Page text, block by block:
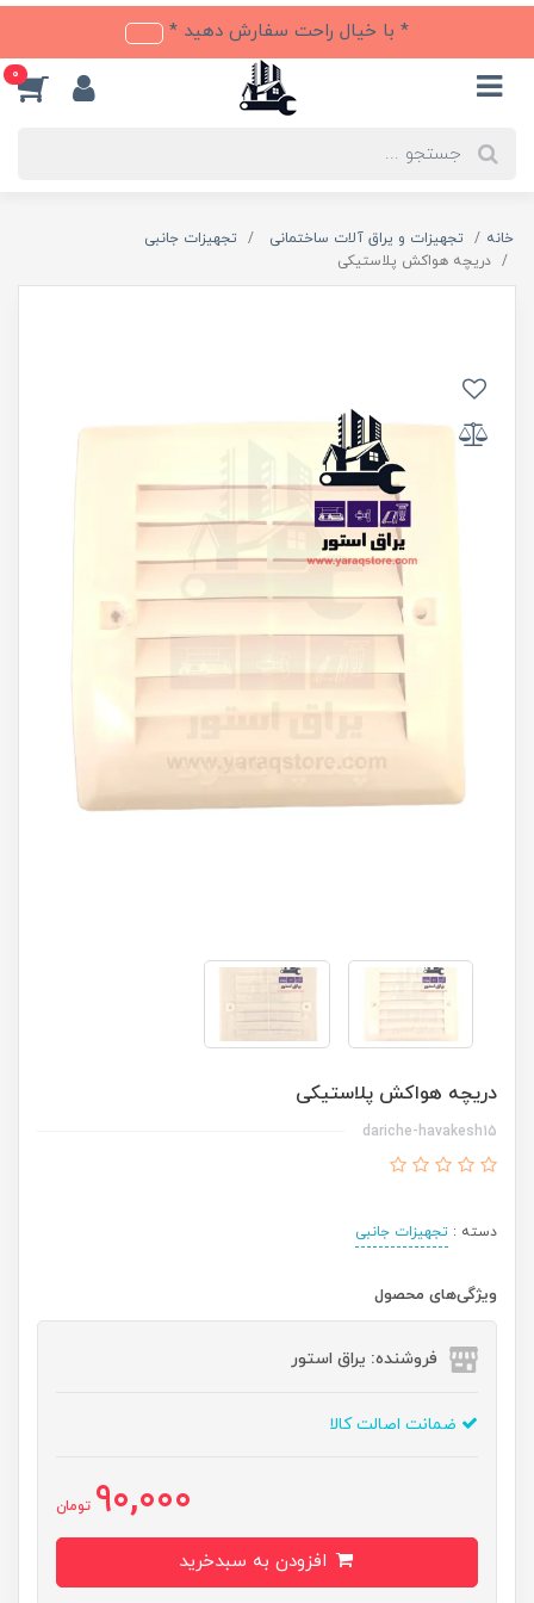
* با خیال راحت سفارش دهید *
0
خانه تجهیزات و یراق آلات ساختمانی
تجهیزات جانبی
دریچه هواکش پلاستیکی
دریچه هواکش پلاستیکی
dariche-havakesh15
دسته : تجهیزات جانبی
ویژگی‌های محصول
فروشنده: یراق استور
ضمانت اصالت کالا
90,000 تومان